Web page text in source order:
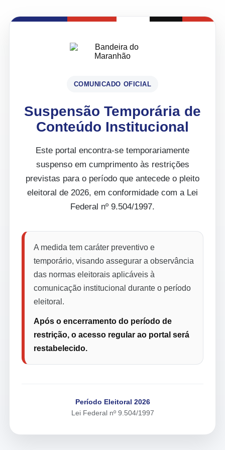
COMUNICADO OFICIAL
Suspensão Temporária de
Conteúdo Institucional
Este portal encontra-se temporariamente
suspenso em cumprimento às restrições
previstas para o período que antecede o pleito
eleitoral de 2026, em conformidade com a Lei
Federal nº 9.504/1997.
A medida tem caráter preventivo e
temporário, visando assegurar a observância
das normas eleitorais aplicáveis à
comunicação institucional durante o período
eleitoral.
Após o encerramento do período de
restrição, o acesso regular ao portal será
restabelecido.
Período Eleitoral 2026
Lei Federal nº 9.504/1997